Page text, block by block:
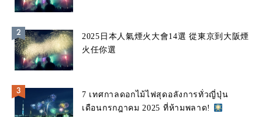
2025日本人氣煙火大會14選 從東京到大阪煙
火任你選
7 เทศกาลดอกไม้ไฟสุดอลังการทั่วญี่ปุ่น
เดือนกรกฎาคม 2025 ที่ห้ามพลาด!